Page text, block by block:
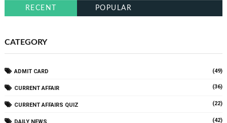
RECENT POPULAR
CATEGORY
ADMIT CARD (49)
CURRENT AFFAIR (36)
CURRENT AFFAIRS QUIZ (22)
(42)